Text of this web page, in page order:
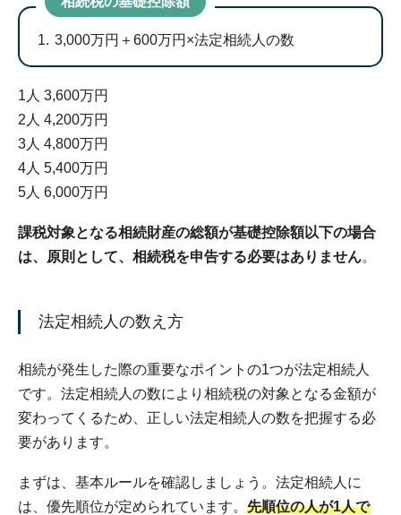
3,000万円＋600万円×法定相続人の数
1人 3,600万円
2人 4,200万円
3人 4,800万円
4人 5,400万円
5人 6,000万円
課税対象となる相続財産の総額が基礎控除額以下の場合
は、原則として、相続税を申告する必要はありません。
法定相続人の数え方
相続が発生した際の重要なポイントの1つが法定相続人
です。法定相続人の数により相続税の対象となる金額が
変わってくるため、正しい法定相続人の数を把握する必
要があります。
まずは、基本ルールを確認しましょう。法定相続人に
は、優先順位が定められています。 先順位の人が1人で